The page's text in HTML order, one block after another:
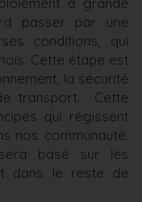
à grande
passer par une
conditions, qui
Cette étape est
la sécurité
transport. Cette
qui régissent
nos communauté.
basé sur les
dans le reste de